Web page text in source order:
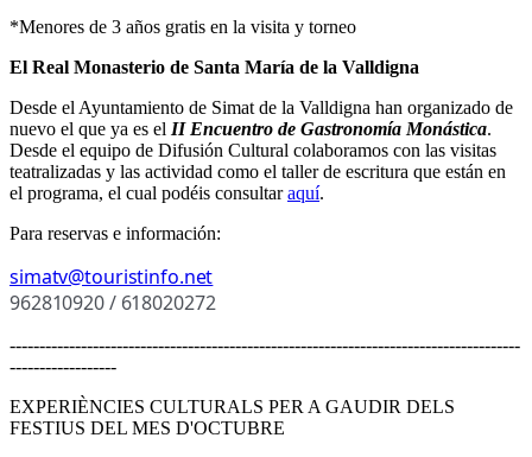
*Menores de 3 años gratis en la visita y torneo
El Real Monasterio de Santa María de la Valldigna
Desde el Ayuntamiento de Simat de la Valldigna han organizado de
nuevo el que ya es el II Encuentro de Gastronomía Monástica.
Desde el equipo de Difusión Cultural colaboramos con las visitas
teatralizadas y las actividad como el taller de escritura que están en
el programa, el cual podéis consultaraquí.
Para reservas e información:
simatv@touristinfo.net
962810920 / 618020272
--------------------------------------------------------------------------------------
------------------
EXPERIÈNCIES CULTURALS PER A GAUDIR DELS
FESTIUS DEL MES D'OCTUBRE